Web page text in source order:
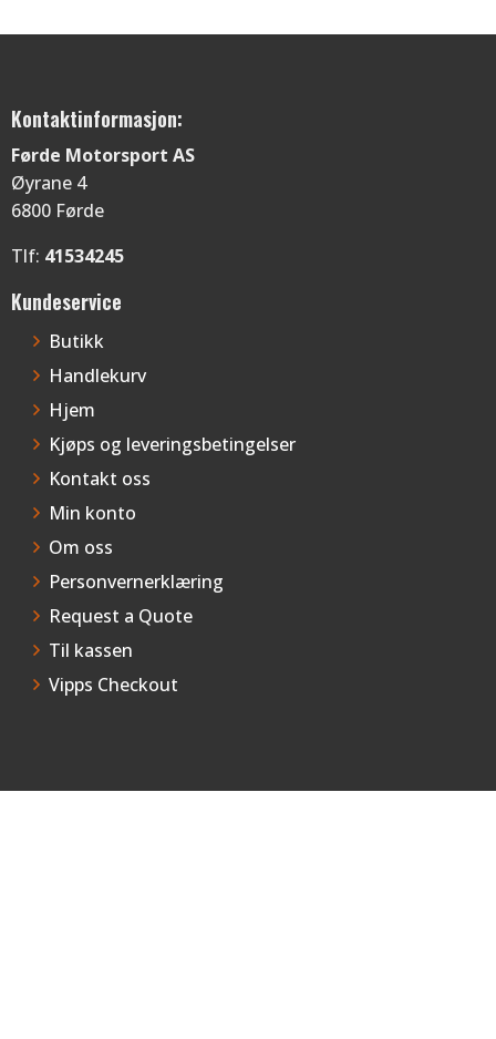
Kontaktinformasjon:
Førde Motorsport AS
Øyrane 4
6800 Førde
Tlf: 41534245
Kundeservice
Butikk
Handlekurv
Hjem
Kjøps og leveringsbetingelser
Kontakt oss
Min konto
Om oss
Personvernerklæring
Request a Quote
Til kassen
Vipps Checkout